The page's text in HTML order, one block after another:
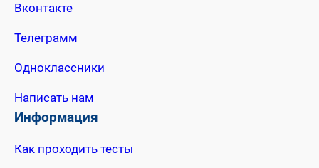
Вконтакте
Телеграмм
Одноклассники
Написать нам
Информация
Как проходить тесты